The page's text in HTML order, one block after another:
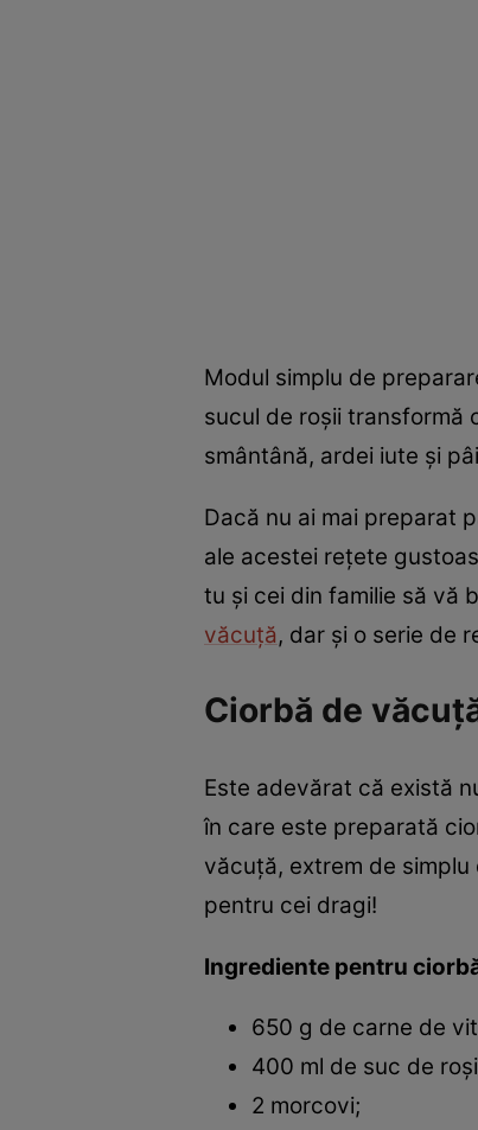
Modul simplu de
sucul de roșii transformă
smântână, ardei iute și
Dacă nu ai mai preparat
ale acestei rețete
tu și cei din familie să vă
văcuță, dar și o serie de
Ciorbă de
Este adevărat că există
în care este preparată
văcuță, extrem de
pentru cei dragi!
Ingrediente pentru
650 g de carne de
400 ml de suc de
2 morcovi;